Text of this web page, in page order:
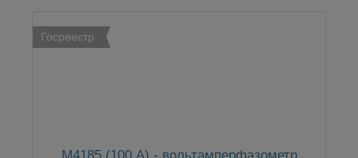
Госреестр